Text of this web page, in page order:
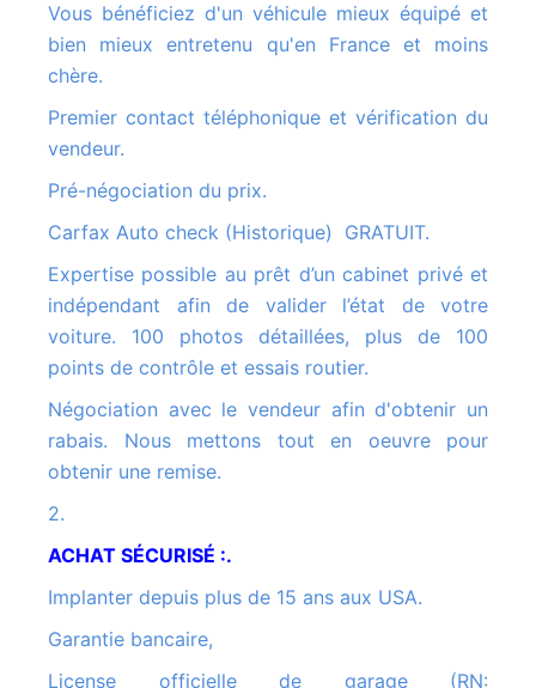
Vous bénéficiez d'un véhicule mieux équipé et
bien mieux entretenu qu'en France et moins
chère.
Premier contact téléphonique et vérification du
vendeur.
Pré-négociation du prix.
Carfax Auto check (Historique) GRATUIT.
Expertise possible au prêt d’un cabinet privé et
indépendant afin de valider l’état de votre
voiture. 100 photos détaillées, plus de 100
points de contrôle et essais routier.
Négociation avec le vendeur afin d'obtenir un
rabais. Nous mettons tout en oeuvre pour
obtenir une remise.
2.
ACHAT SÉCURISÉ :.
Implanter depuis plus de 15 ans aux USA.
Garantie bancaire,
License officielle de garage (RN: